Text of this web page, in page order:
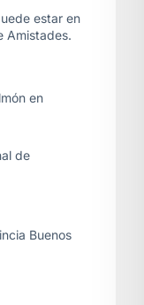
estar en
Amistades.
en
de
Buenos